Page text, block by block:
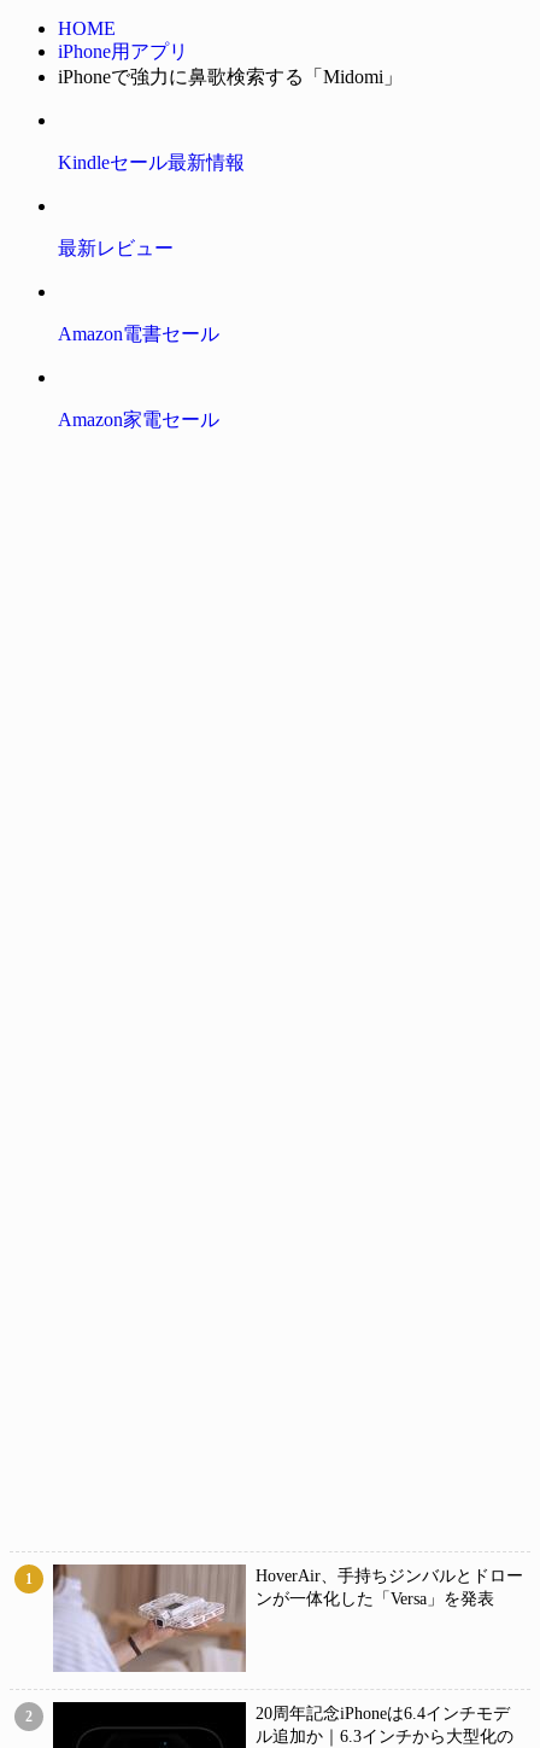
HOME
iPhone用アプリ
iPhoneで強力に鼻歌検索する「Midomi」
Kindleセール最新情報
最新レビュー
Amazon電書セール
Amazon家電セール
1
HoverAir、手持ちジンバルとドロー
ンが一体化した「Versa」を発表
2
20周年記念iPhoneは6.4インチモデ
ル追加か｜6.3インチから大型化の